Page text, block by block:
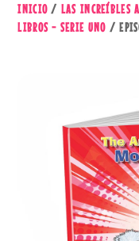
INICIO / LAS INCREÍBLES
LIBROS - SERIE UNO /